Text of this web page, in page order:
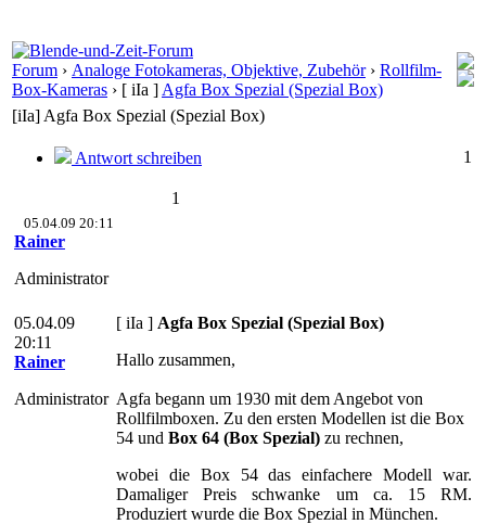
Forum › Analoge Fotokameras, Objektive, Zubehör› Rollfilm-
Box-Kameras › [ iIa ] Agfa Box Spezial (Spezial Box)
[iIa] Agfa Box Spezial (Spezial Box)
Antwort schreiben 1
1
05.04.09 20:11
Rainer
Administrator
05.04.09
20:11
Rainer
Administrator
[ iIa ] Agfa Box Spezial (Spezial Box)
Hallo zusammen,
Agfa begann um 1930 mit dem Angebot von
Rollfilmboxen. Zu den ersten Modellen ist die Box
54 und Box 64 (Box Spezial) zu rechnen,
wobei die Box 54 das einfachere Modell war.
Damaliger Preis schwanke um ca. 15 RM.
Produziert wurde die Box Spezial in München.